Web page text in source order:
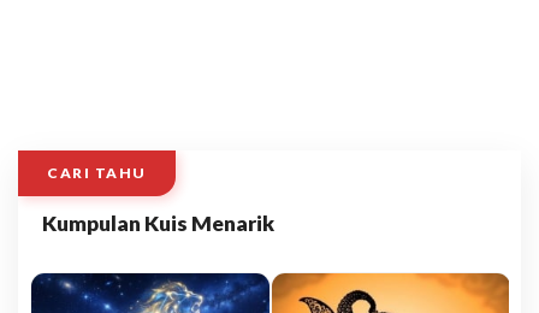
CARI TAHU
Kumpulan Kuis Menarik